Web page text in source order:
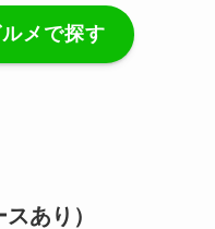
メで探す
あり）